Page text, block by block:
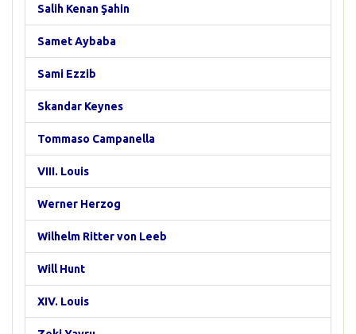
Salih Kenan Şahin
Samet Aybaba
Sami Ezzib
Skandar Keynes
Tommaso Campanella
VIII. Louis
Werner Herzog
Wilhelm Ritter von Leeb
Will Hunt
XIV. Louis